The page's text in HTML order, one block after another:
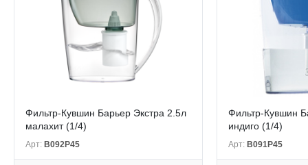
Фильтр-Кувшин Барьер Экстра 2.5л
малахит (1/4)
Арт: В092Р45
Фильтр-Кувшин
индиго (1/4)
Арт: В091Р45